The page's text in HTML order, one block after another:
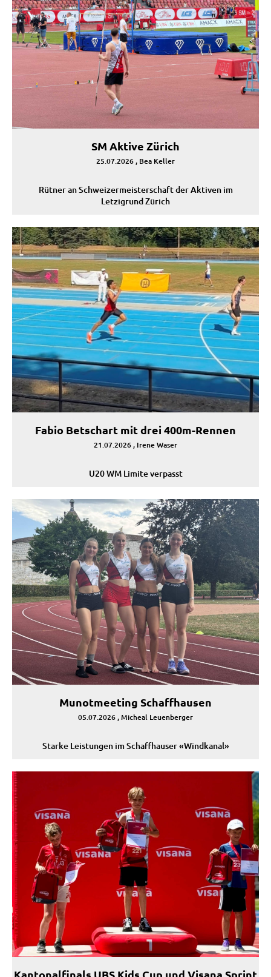
SM Aktive Zürich
25.07.2026, Bea Keller
Rütner an Schweizermeisterschaft der Aktiven im
Letzigrund Zürich
Fabio Betschart mit drei 400m-Rennen
21.07.2026, Irene Waser
U20 WM Limite verpasst
Munotmeeting Schaffhausen
05.07.2026, Micheal Leuenberger
Starke Leistungen im Schaffhauser «Windkanal»